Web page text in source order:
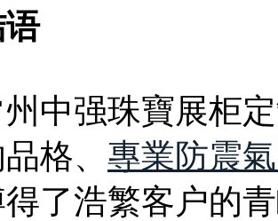
中强珠寶展柜
格、 專業防震
了浩繁客户的